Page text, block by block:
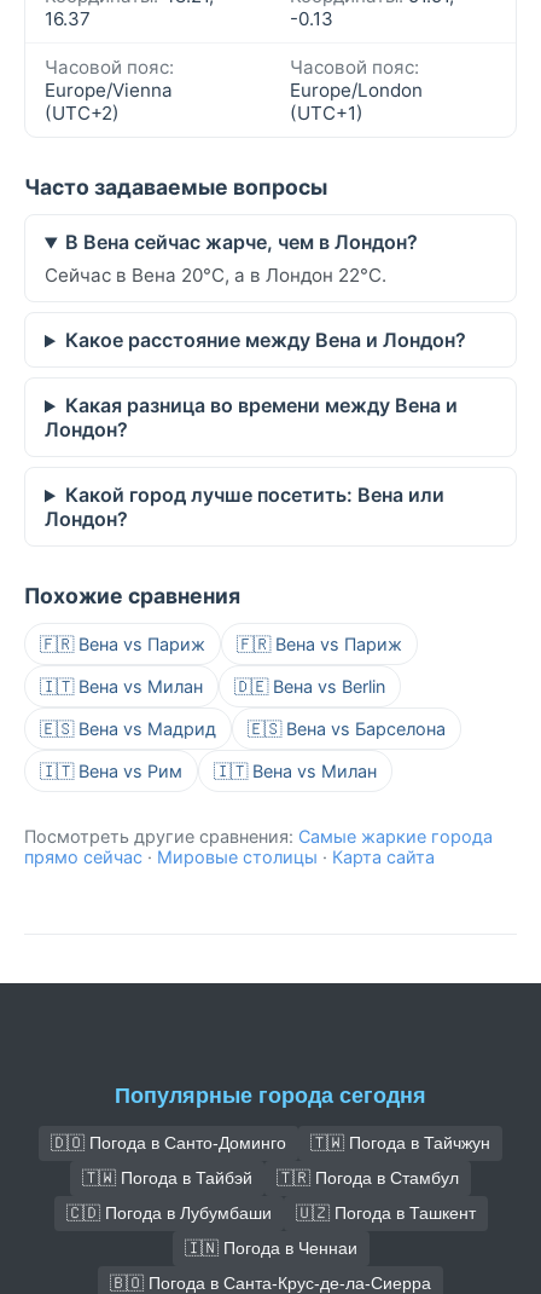
16.37
-0.13
Часовой пояс:
Europe/Vienna
(UTC+2)
Часовой пояс:
Europe/London
(UTC+1)
Часто задаваемые вопросы
В Вена сейчас жарче, чем в Лондон?
Сейчас в Вена 20°C, а в Лондон 22°C.
Какое расстояние между Вена и Лондон?
Какая разница во времени между Вена и
Лондон?
Какой город лучше посетить: Вена или
Лондон?
Похожие сравнения
🇫🇷 Вена vs Париж 🇫🇷 Вена vs Париж
🇮🇹 Вена vs Милан 🇩🇪 Вена vs Berlin
🇪🇸 Вена vs Мадрид 🇪🇸 Вена vs Барселона
🇮🇹 Вена vs Рим 🇮🇹 Вена vs Милан
Посмотреть другие сравнения: Самые жаркие города
прямо сейчас · Мировые столицы · Карта сайта
Популярные города сегодня
🇩🇴 Погода в Санто-Доминго
🇹🇼 Погода в Тайчжун
🇹🇼 Погода в Тайбэй
🇹🇷 Погода в Стамбул
🇨🇩 Погода в Лубумбаши
🇺🇿 Погода в Ташкент
🇮🇳 Погода в Ченнаи
🇧🇴 Погода в Санта-Крус-де-ла-Сиерра